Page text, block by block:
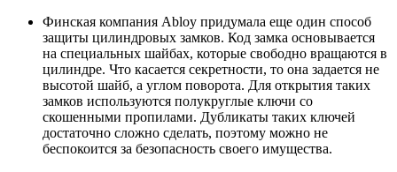
Финская компания Abloy придумала еще один способ
защиты цилиндровых замков. Код замка основывается
на специальных шайбах, которые свободно вращаются в
цилиндре. Что касается секретности, то она задается не
высотой шайб, а углом поворота. Для открытия таких
замков используются полукруглые ключи со
скошенными пропилами. Дубликаты таких ключей
достаточно сложно сделать, поэтому можно не
беспокоится за безопасность своего имущества.